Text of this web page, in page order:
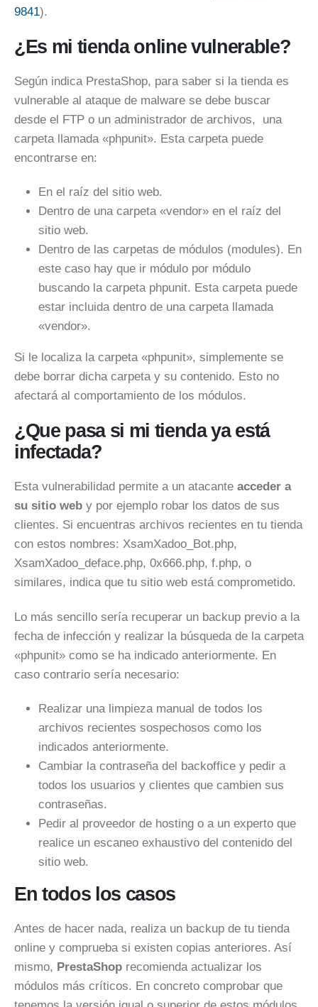
9841).
¿Es mi tienda online vulnerable?
Según indica PrestaShop, para saber si la tienda es
vulnerable al ataque de malware se debe buscar
desde el FTP o un administrador de archivos, una
carpeta llamada «phpunit». Esta carpeta puede
encontrarse en:
En el raíz del sitio web.
Dentro de una carpeta «vendor» en el raíz del
sitio web.
Dentro de las carpetas de módulos (modules). En
este caso hay que ir módulo por módulo
buscando la carpeta phpunit. Esta carpeta puede
estar incluida dentro de una carpeta llamada
«vendor».
Si le localiza la carpeta «phpunit», simplemente se
debe borrar dicha carpeta y su contenido. Esto no
afectará al comportamiento de los módulos.
¿Que pasa si mi tienda ya está
infectada?
Esta vulnerabilidad permite a un atacante acceder a
su sitio web y por ejemplo robar los datos de sus
clientes. Si encuentras archivos recientes en tu tienda
con estos nombres: XsamXadoo_Bot.php,
XsamXadoo_deface.php, 0x666.php, f.php, o
similares, indica que tu sitio web está comprometido.
Lo más sencillo sería recuperar un backup previo a la
fecha de infección y realizar la búsqueda de la carpeta
«phpunit» como se ha indicado anteriormente. En
caso contrario sería necesario:
Realizar una limpieza manual de todos los
archivos recientes sospechosos como los
indicados anteriormente.
Cambiar la contraseña del backoffice y pedir a
todos los usuarios y clientes que cambien sus
contraseñas.
Pedir al proveedor de hosting o a un experto que
realice un escaneo exhaustivo del contenido del
sitio web.
En todos los casos
Antes de hacer nada, realiza un backup de tu tienda
online y comprueba si existen copias anteriores. Así
mismo, PrestaShop recomienda actualizar los
módulos más críticos. En concreto comprobar que